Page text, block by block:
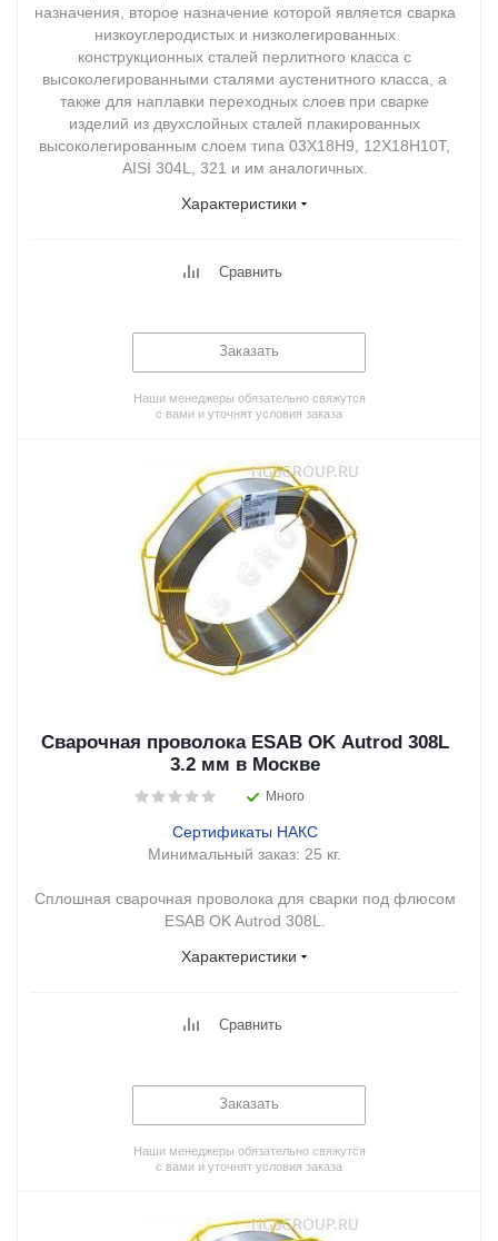
назначения, второе назначение которой является сварка
низкоуглеродистых и низколегированных
конструкционных сталей перлитного класса с
высоколегированными сталями аустенитного класса, а
также для наплавки переходных слоев при сварке
изделий из двухслойных сталей плакированных
высоколегированным слоем типа 03Х18Н9, 12Х18Н10Т,
AISI 304L, 321 и им аналогичных.
Характеристики
Сравнить
Заказать
Наши менеджеры обязательно свяжутся
с вами и уточнят условия заказа
Сварочная проволока ESAB OK Autrod 308L
3.2 мм в Москве
Много
Сертификаты НАКС
Минимальный заказ: 25 кг.
Сплошная сварочная проволока для сварки под флюсом
ESAB OK Autrod 308L.
Характеристики
Сравнить
Заказать
Наши менеджеры обязательно свяжутся
с вами и уточнят условия заказа